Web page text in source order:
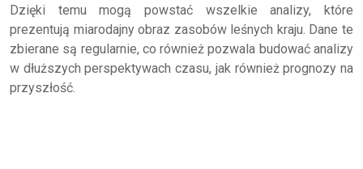
Dzięki temu mogą powstać wszelkie analizy, które
prezentują miarodajny obraz zasobów leśnych kraju. Dane te
zbierane są regularnie, co również pozwala budować analizy
w dłuższych perspektywach czasu, jak również prognozy na
przyszłość.